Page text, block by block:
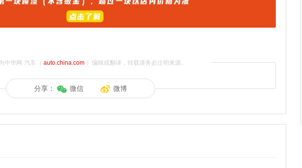
中华网·汽车（ auto.china.com）编辑或翻译，转载请务必注明来源。
分享： 微信 微博